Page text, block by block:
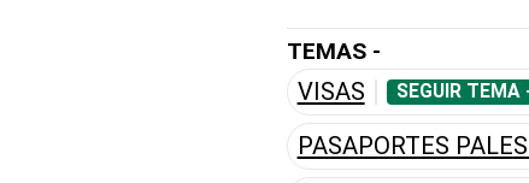
TEMAS -
VISAS SEGUIR TEMA
PASAPORTES